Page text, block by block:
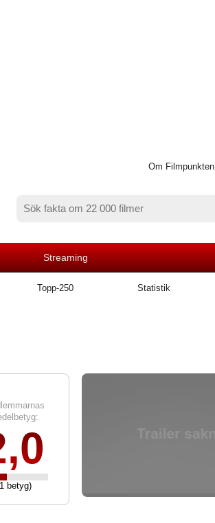
Om Filmpunkten
Streaming
Topp-250 Statistik
betyg)